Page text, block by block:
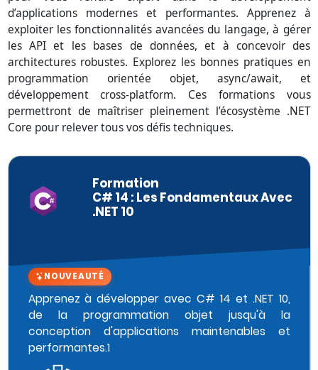
d’applications modernes et performantes. Apprenez à
exploiter les fonctionnalités avancées du langage, à gérer
les API et les bases de données, et à concevoir des
architectures robustes. Explorez les bonnes pratiques en
programmation orientée objet, async/await, et
développement cross-platform. Ces formations vous
permettront de maîtriser pleinement l’écosystème .NET
Core pour relever tous vos défis techniques.
Formation
C# 14 : Les Fondamentaux Avec
.NET 10
NOUVEAUTÉ
Apprenez à développer avec C# 14 et .NET 10,
de la programmation objet jusqu'à la
conception d'applications maintenables et
performantes.1